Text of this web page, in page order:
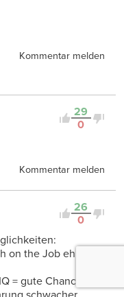
Kommentar melden
29
0
Kommentar melden
26
0
on the Job ehrlich
= gute Chance auf